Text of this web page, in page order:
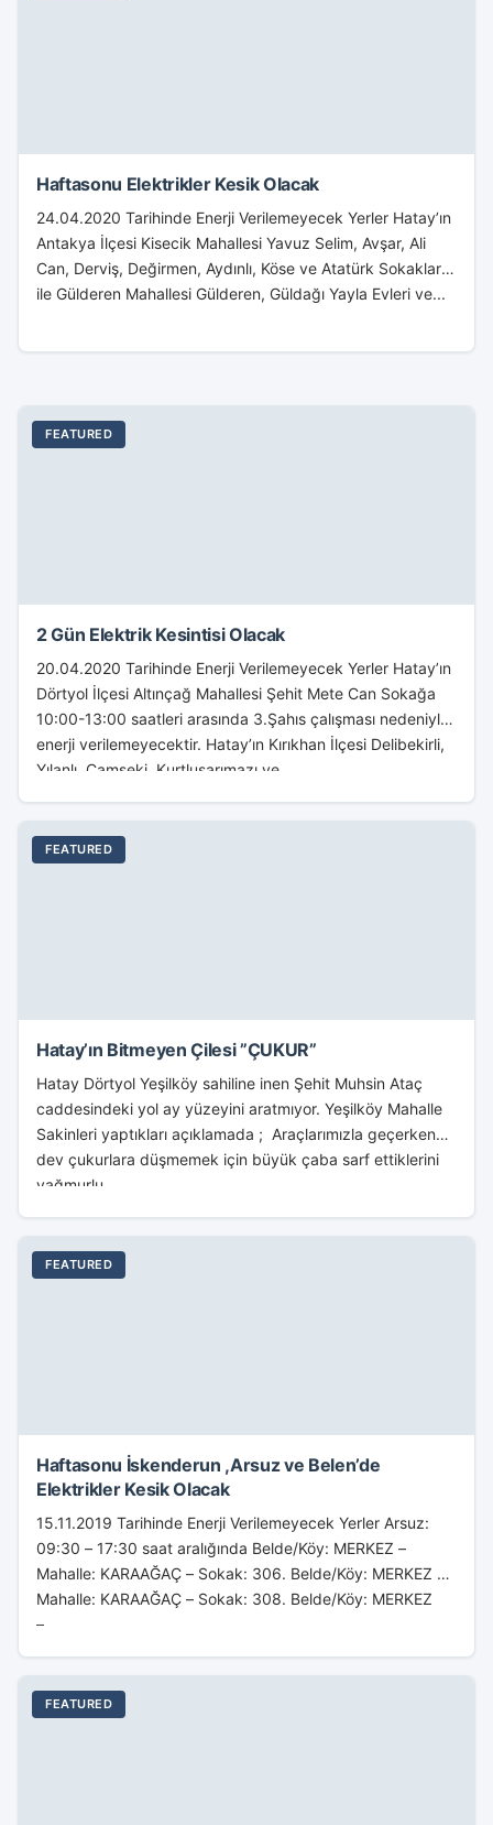
Haftasonu Elektrikler Kesik Olacak
24.04.2020 Tarihinde Enerji Verilemeyecek Yerler Hatay’ın
Antakya İlçesi Kisecik Mahallesi Yavuz Selim, Avşar, Ali
Can, Derviş, Değirmen, Aydınlı, Köse ve Atatürk Sokaklar
ile Gülderen Mahallesi Gülderen, Güldağı Yayla Evleri ve...
FEATURED
2 Gün Elektrik Kesintisi Olacak
20.04.2020 Tarihinde Enerji Verilemeyecek Yerler Hatay’ın
Dörtyol İlçesi Altınçağ Mahallesi Şehit Mete Can Sokağa
10:00-13:00 saatleri arasında 3.Şahıs çalışması nedeniyle
enerji verilemeyecektir. Hatay’ın Kırıkhan İlçesi Delibekirli,
Yılanlı, Çamseki, Kurtlusarımazı ve...
FEATURED
Hatay’ın Bitmeyen Çilesi ”ÇUKUR”
Hatay Dörtyol Yeşilköy sahiline inen Şehit Muhsin Ataç
caddesindeki yol ay yüzeyini aratmıyor. Yeşilköy Mahalle
Sakinleri yaptıkları açıklamada ; Araçlarımızla geçerken
dev çukurlara düşmemek için büyük çaba sarf ettiklerini
yağmurlu...
FEATURED
Haftasonu İskenderun ,Arsuz ve Belen’de
Elektrikler Kesik Olacak
15.11.2019 Tarihinde Enerji Verilemeyecek Yerler Arsuz:
09:30 – 17:30 saat aralığında Belde/Köy: MERKEZ –
Mahalle: KARAAĞAÇ – Sokak: 306. Belde/Köy: MERKEZ –
Mahalle: KARAAĞAÇ – Sokak: 308. Belde/Köy: MERKEZ
–...
FEATURED